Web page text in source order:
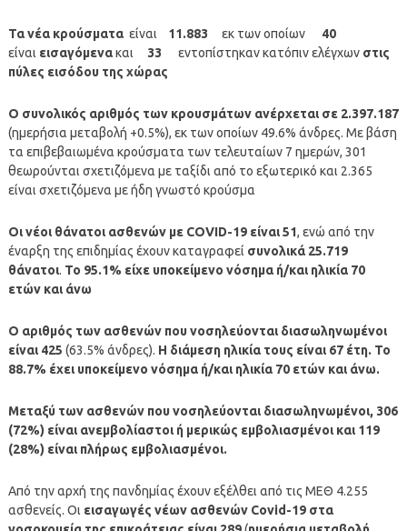
Τα νέα κρούσματαείναι 11.883 εκ των οποίων
40
είναι εισαγόμενακαι 33 εντοπίστηκαν κατόπιν ελέγχων στις
πύλες εισόδου της χώρας
Ο συνολικός αριθμός των κρουσμάτων ανέρχεται σε 2.397.187
(ημερήσια μεταβολή +0.5%), εκ των οποίων 49.6% άνδρες. Με βάση
τα επιβεβαιωμένα κρούσματα των τελευταίων 7 ημερών, 301
θεωρούνται σχετιζόμενα με ταξίδι από το εξωτερικό και 2.365
είναι σχετιζόμενα με ήδη γνωστό κρούσμα
Οι νέοι θάνατοι ασθενών με COVID-19 είναι 51, ενώ από την
έναρξη της επιδημίας έχουν καταγραφεί συνολικά 25.719
θάνατοι. Το 95.1% είχε υποκείμενο νόσημα ή/και ηλικία 70
ετών και άνω
Ο αριθμός των ασθενών που νοσηλεύονται διασωληνωμένοι
είναι 425 (63.5% άνδρες). Η διάμεση ηλικία τους είναι 67 έτη. To
88.7% έχει υποκείμενο νόσημα ή/και ηλικία 70 ετών και άνω.
Μεταξύ των ασθενών που νοσηλεύονται διασωληνωμένοι, 306
(72%) είναι ανεμβολίαστοι ή μερικώς εμβολιασμένοι και 119
(28%) είναι πλήρως εμβολιασμένοι.
Από την αρχή της πανδημίας έχουν εξέλθει από τις ΜΕΘ 4.255
ασθενείς. Οι εισαγωγές νέων ασθενών Covid-19 στα